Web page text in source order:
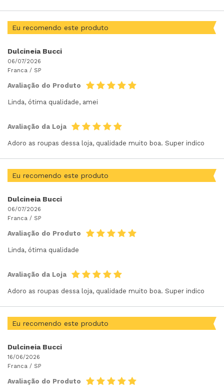
Eu recomendo este produto
Dulcineia Bucci
06/07/2026
Franca / SP
Avaliação do Produto
Linda, ótima qualidade, amei
Avaliação da Loja
Adoro as roupas dessa loja, qualidade muito boa. Super indico
Eu recomendo este produto
Dulcineia Bucci
06/07/2026
Franca / SP
Avaliação do Produto
Linda, ótima qualidade
Avaliação da Loja
Adoro as roupas dessa loja, qualidade muito boa. Super indico
Eu recomendo este produto
Dulcineia Bucci
16/06/2026
Franca / SP
Avaliação do Produto